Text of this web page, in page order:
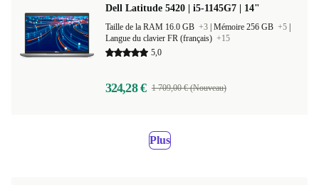
Dell Latitude 5420 | i5-1145G7 | 14"
Taille de la RAM 16.0 GB +3 Mémoire 256 GB +5
Langue du clavier FR (français) +15
5,0
324,28 € 1 709,00 € (Nouveau)
Plus